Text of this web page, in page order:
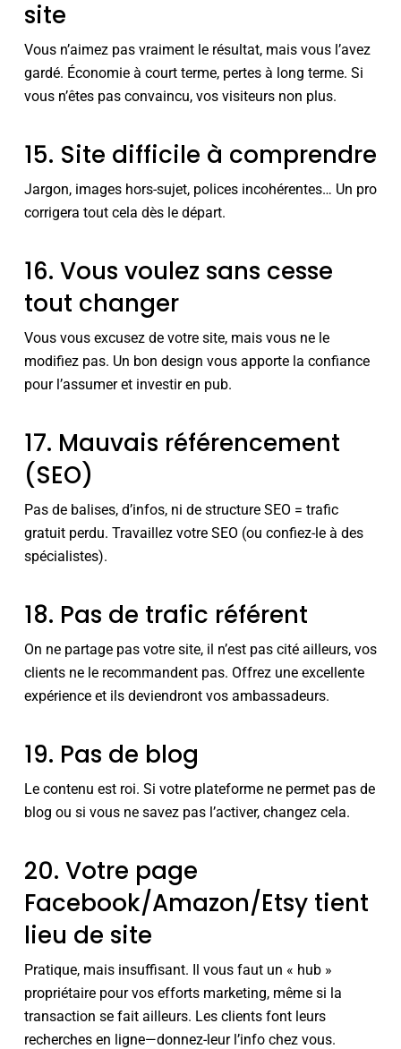
site
Vous n’aimez pas vraiment le résultat, mais vous l’avez
gardé. Économie à court terme, pertes à long terme. Si
vous n’êtes pas convaincu, vos visiteurs non plus.
15. Site difficile à comprendre
Jargon, images hors-sujet, polices incohérentes… Un pro
corrigera tout cela dès le départ.
16. Vous voulez sans cesse
tout changer
Vous vous excusez de votre site, mais vous ne le
modifiez pas. Un bon design vous apporte la confiance
pour l’assumer et investir en pub.
17. Mauvais référencement
(SEO)
Pas de balises, d’infos, ni de structure SEO = trafic
gratuit perdu. Travaillez votre SEO (ou confiez-le à des
spécialistes).
18. Pas de trafic référent
On ne partage pas votre site, il n’est pas cité ailleurs, vos
clients ne le recommandent pas. Offrez une excellente
expérience et ils deviendront vos ambassadeurs.
19. Pas de blog
Le contenu est roi. Si votre plateforme ne permet pas de
blog ou si vous ne savez pas l’activer, changez cela.
20. Votre page
Facebook/Amazon/Etsy tient
lieu de site
Pratique, mais insuffisant. Il vous faut un « hub »
propriétaire pour vos efforts marketing, même si la
transaction se fait ailleurs. Les clients font leurs
recherches en ligne—donnez-leur l’info chez vous.